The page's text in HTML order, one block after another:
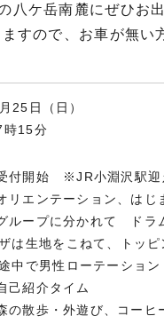
八ケ岳南麓にぜひお
すので、お車が無い
25日（日）
時15分
開始 ※JR小淵沢駅迎
エンテーション、はじ
ープに分かれて ドラ
地をこねて、トッピン
男性ローテーション
紹介タイム
散歩・外遊び、コーヒ